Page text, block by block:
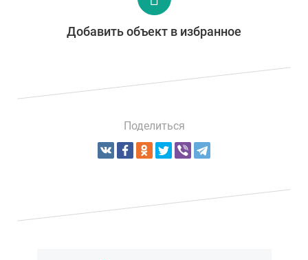
Добавить объект в избранное
Поделиться